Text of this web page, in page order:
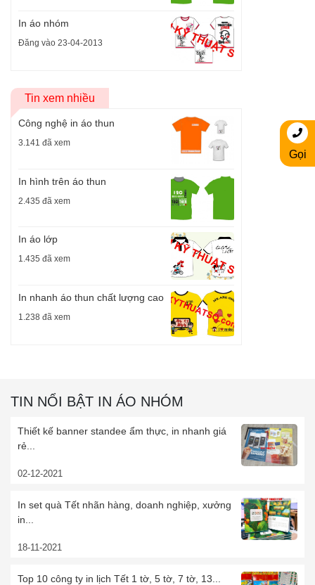
In áo nhóm
Đăng vào 23-04-2013
Tin xem nhiều
Công nghệ in áo thun
3.141 đã xem
In hình trên áo thun
2.435 đã xem
In áo lớp
1.435 đã xem
In nhanh áo thun chất lượng cao
1.238 đã xem
TIN NỔI BẬT IN ÁO NHÓM
Thiết kế banner standee ẩm thực, in nhanh giá
rẻ...
02-12-2021
In set quà Tết nhãn hàng, doanh nghiệp, xưởng
in...
18-11-2021
Top 10 công ty in lịch Tết 1 tờ, 5 tờ, 7 tờ, 13...
Gọi